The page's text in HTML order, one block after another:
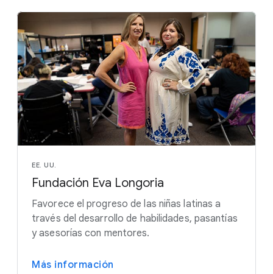
EE. UU.
Fundación Eva Longoria
Favorece el progreso de las niñas latinas a
través del desarrollo de habilidades, pasantías
y asesorías con mentores.
Más información